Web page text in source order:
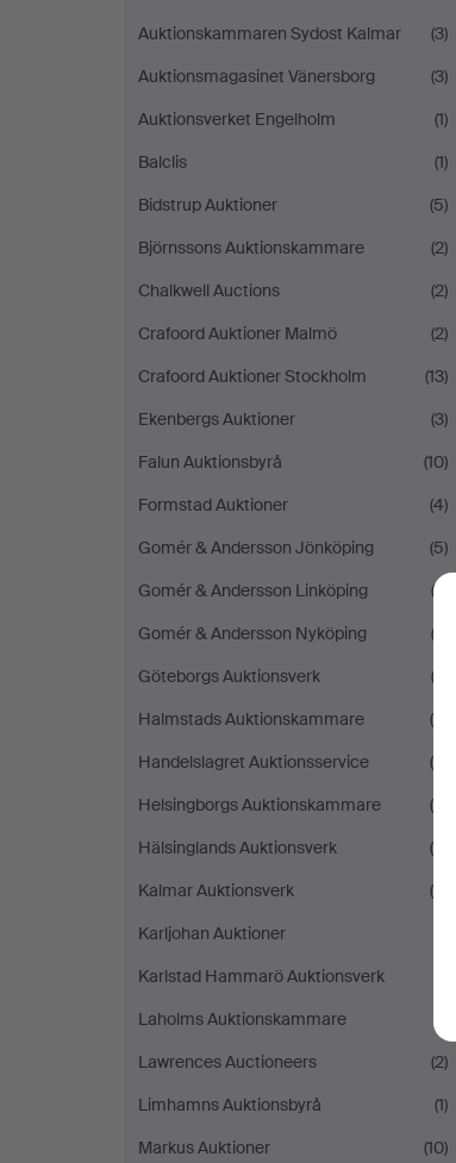
Auktionskammaren Sydost Kalmar
(3)
Auktionsmagasinet Vänersborg
(3)
Auktionsverket Engelholm
(1)
Balclis
(1)
Bidstrup Auktioner
(5)
Björnssons Auktionskammare
(2)
Chalkwell Auctions
(2)
Crafoord Auktioner Malmö
(2)
Crafoord Auktioner Stockholm
(13)
Ekenbergs Auktioner
(3)
Falun Auktionsbyrå
(10)
Formstad Auktioner
(4)
Gomér & Andersson Jönköping
(5)
Gomér & Andersson Linköping
(3)
Gomér & Andersson Nyköping
(2)
Göteborgs Auktionsverk
(3)
Halmstads Auktionskammare
(6)
Handelslagret Auktionsservice
(4)
Helsingborgs Auktionskammare
(6)
Hälsinglands Auktionsverk
(9)
Kalmar Auktionsverk
(4)
Karljohan Auktioner
Karlstad Hammarö Auktionsverk
Laholms Auktionskammare
Lawrences Auctioneers
(2)
Limhamns Auktionsbyrå
(1)
Markus Auktioner
(10)